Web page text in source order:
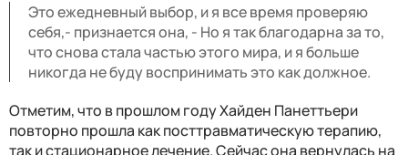
Это ежедневный выбор, и я все время проверяю
себя,- признается она, - Но я так благодарна за то,
что снова стала частью этого мира, и я больше
никогда не буду воспринимать это как должное.
Отметим, что в прошлом году Хайден Панеттьери
повторно прошла как посттравматическую терапию,
так и стационарное лечение. Сейчас она вернулась на